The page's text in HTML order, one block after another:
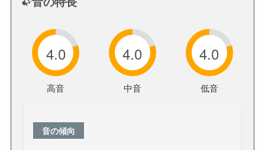
4.0
高音
4.0
中音
4.0
低音
音の傾向